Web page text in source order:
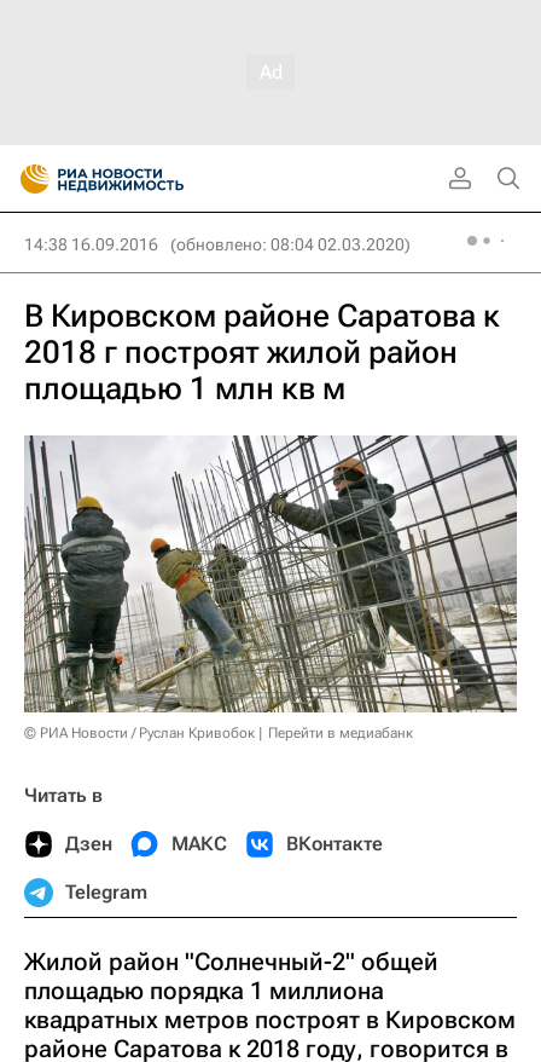
14:38 16.09.2016 (обновлено: 08:04 02.03.2020)
В Кировском районе Саратова к
2018 г построят жилой район
площадью 1 млн кв м
© РИА Новости / Руслан Кривобок Перейти в медиабанк
Читать в
Дзен МАКС ВКонтакте
Telegram
Жилой район "Солнечный-2" общей
площадью порядка 1 миллиона
квадратных метров построят в Кировском
районе Саратова к 2018 году, говорится в